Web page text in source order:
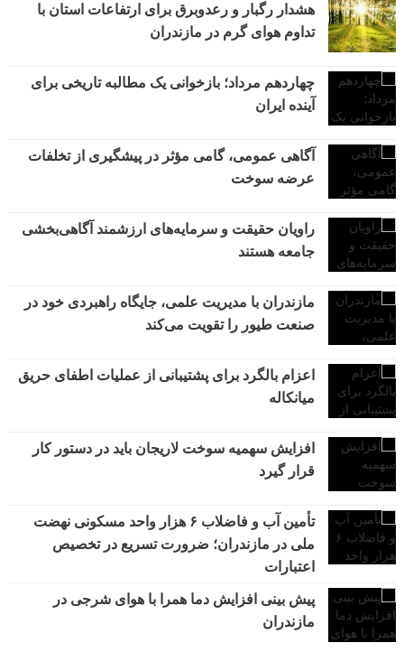
هشدار رگبار و رعدوبرق برای ارتفاعات استان با
تداوم هوای گرم در مازندران
چهاردهم مرداد؛ بازخوانی یک مطالبه تاریخی برای
آینده ایران
آگاهی عمومی، گامی مؤثر در پیشگیری از تخلفات
عرضه سوخت
راویان حقیقت و سرمایه‌های ارزشمند آگاهی‌بخشی
جامعه هستند
مازندران با مدیریت علمی، جایگاه راهبردی خود در
صنعت طیور را تقویت می‌کند
اعزام بالگرد برای پشتیبانی از عملیات اطفای حریق
میانکاله
افزایش سهمیه سوخت لاریجان باید در دستور کار
قرار گیرد
تأمین آب و فاضلاب ۶ هزار واحد مسکونی نهضت
ملی در مازندران؛ ضرورت تسریع در تخصیص
اعتبارات
پیش بینی افزایش دما همرا با هوای شرجی در
مازندران